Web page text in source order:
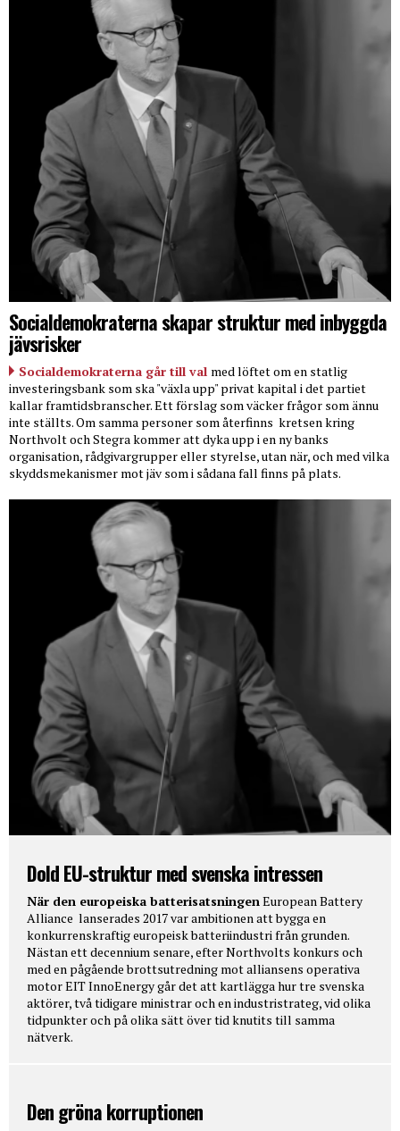
Socialdemokraterna skapar struktur med inbyggda
jävsrisker
Socialdemokraterna går till val med löftet om en statlig
investeringsbank som ska "växla upp" privat kapital i det partiet
kallar framtidsbranscher. Ett förslag som väcker frågor som ännu
inte ställts. Om samma personer som återfinns kretsen kring
Northvolt och Stegra kommer att dyka upp i en ny banks
organisation, rådgivargrupper eller styrelse, utan när, och med vilka
skyddsmekanismer mot jäv som i sådana fall finns på plats.
Dold EU-struktur med svenska intressen
När den europeiska batterisatsningen European Battery
Alliance lanserades 2017 var ambitionen att bygga en
konkurrenskraftig europeisk batteriindustri från grunden.
Nästan ett decennium senare, efter Northvolts konkurs och
med en pågående brottsutredning mot alliansens operativa
motor EIT InnoEnergy går det att kartlägga hur tre svenska
aktörer, två tidigare ministrar och en industristrateg, vid olika
tidpunkter och på olika sätt över tid knutits till samma
nätverk.
Den gröna korruptionen